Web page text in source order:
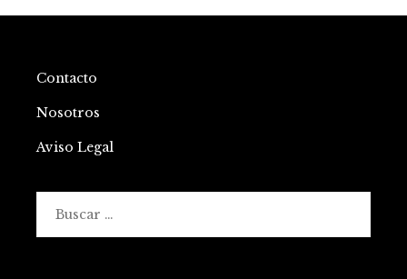
Contacto
Nosotros
Aviso Legal